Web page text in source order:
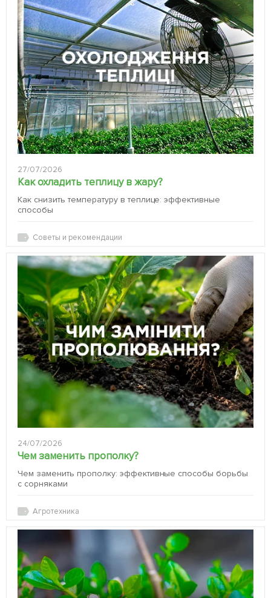
27/07/2026
Как охладить теплицу в жару?
Как снизить температуру в теплице: эффективные
способы
Советы и рекомендации
24/07/2026
Чем заменить прополку?
Чем заменить прополку: эффективные способы борьбы
с сорняками
Агротехника